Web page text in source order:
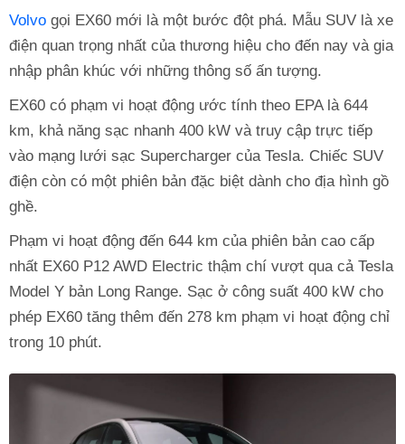
Volvo gọi EX60 mới là một bước đột phá. Mẫu SUV là xe
điện quan trọng nhất của thương hiệu cho đến nay và gia
nhập phân khúc với những thông số ấn tượng.
EX60 có phạm vi hoạt động ước tính theo EPA là 644
km, khả năng sạc nhanh 400 kW và truy cập trực tiếp
vào mạng lưới sạc Supercharger của Tesla. Chiếc SUV
điện còn có một phiên bản đặc biệt dành cho địa hình gồ
ghề.
Phạm vi hoạt động đến 644 km của phiên bản cao cấp
nhất EX60 P12 AWD Electric thậm chí vượt qua cả Tesla
Model Y bản Long Range. Sạc ở công suất 400 kW cho
phép EX60 tăng thêm đến 278 km phạm vi hoạt động chỉ
trong 10 phút.